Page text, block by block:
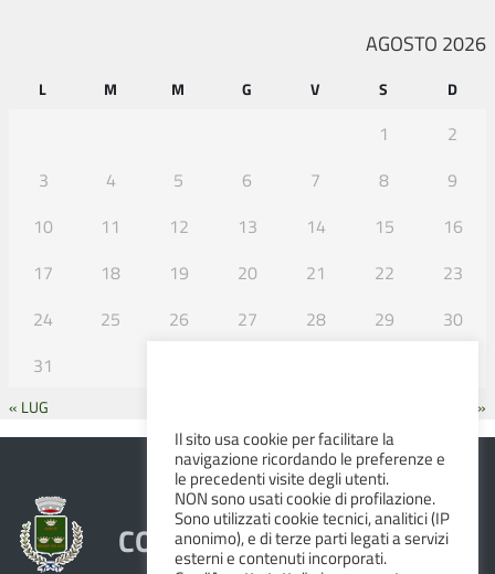
AGOSTO 2026
L M M G V S D
1
2
3
4 5 6 7 8
9
10
11 12 13 14 15
16
17
18 19 20 21 22
23
24
25 26 27 28 29
30
31
« LUG SET »
COMUNE DI ALBINEA
Il sito usa cookie per facilitare la
navigazione ricordando le preferenze e
le precedenti visite degli utenti.
NON sono usati cookie di profilazione.
Sono utilizzati cookie tecnici, analitici (IP
anonimo), e di terze parti legati a servizi
esterni e contenuti incorporati.